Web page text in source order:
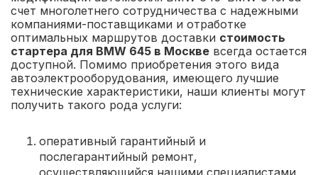
счет многолетнего сотрудничества с надежными
компаниями-поставщиками и отработке
оптимальных маршрутов доставки стоимость
стартера для BMW 645 в Москве всегда остается
доступной. Помимо приобретения этого вида
автоэлектрооборудования, имеющего лучшие
технические характеристики, наши клиенты могут
получить такого рода услуги:
оперативный гарантийный и
послегарантийный ремонт,
осуществляющийся нашими специалистами